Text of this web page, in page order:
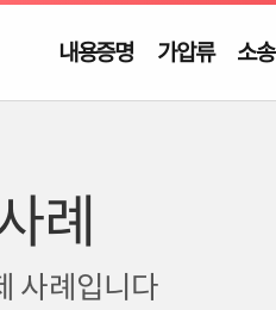
내용증명 가압류 소송
례
사례입니다